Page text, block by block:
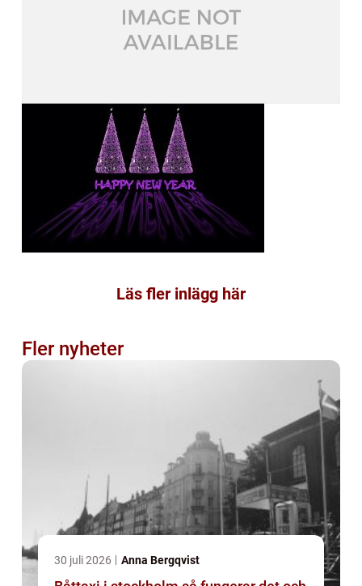
Läs fler inlägg här
Fler nyheter
30 juli 2026 Anna Bergqvist